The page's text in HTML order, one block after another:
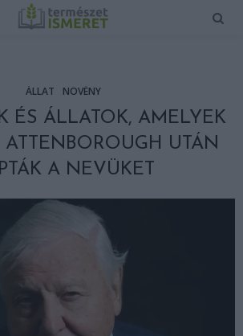
ÁLLAT NÖVÉNY
ÉS ÁLLATOK, AMELYEK
ATTENBOROUGH UTÁN
A NEVÜKET